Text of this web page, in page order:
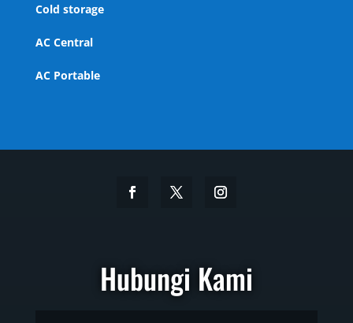
Cold storage
AC Central
AC Portable
Hubungi Kami